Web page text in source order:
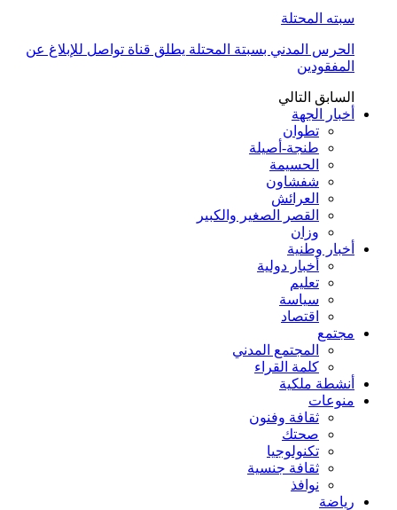
سبته المحتلة
الحرس المدني بسبتة المحتلة يطلق قناة تواصل للإبلاغ عن
المفقودين
السابق التالي
أخبار الجهة
تطوان
طنجة-أصيلة
الحسيمة
شفشاون
العرائش
القصر الصغير والكبير
وزان
أخبار وطنية
أخبار دولية
تعليم
سياسة
اقتصاد
مجتمع
المجتمع المدني
كلمة القراء
أنشطة ملكية
منوعات
ثقافة وفنون
صحتك
تكنولوجيا
ثقافة جنسية
نوافذ
رياضة